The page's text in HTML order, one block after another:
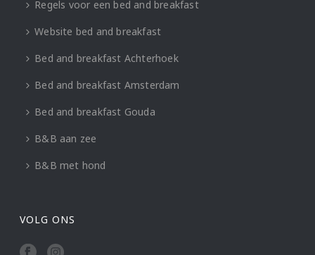
Regels voor een bed and breakfast
Website bed and breakfast
Bed and breakfast Achterhoek
Bed and breakfast Amsterdam
Bed and breakfast Gouda
B&B aan zee
B&B met hond
VOLG ONS